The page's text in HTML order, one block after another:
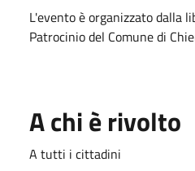
L'evento è organizzato dalla
Patrocinio del Comune di
A chi è rivolto
A tutti i cittadini